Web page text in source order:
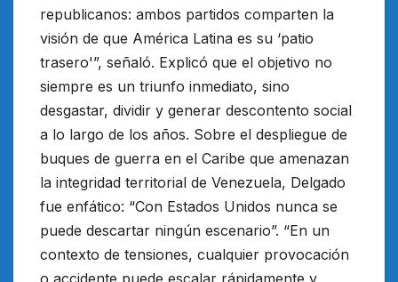
republicanos: ambos partidos comparten la
visión de que América Latina es su ‘patio
trasero'”, señaló. Explicó que el objetivo no
siempre es un triunfo inmediato, sino
desgastar, dividir y generar descontento social
a lo largo de los años. Sobre el despliegue de
buques de guerra en el Caribe que amenazan
la integridad territorial de Venezuela, Delgado
fue enfático: “Con Estados Unidos nunca se
puede descartar ningún escenario”. “En un
contexto de tensiones, cualquier provocación